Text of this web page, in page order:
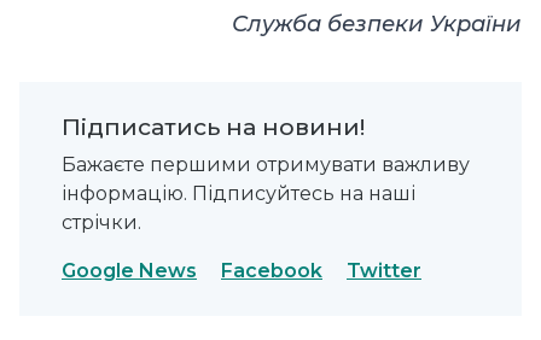
Служба безпеки України
Підписатись на новини!
Бажаєте першими отримувати важливу
інформацію. Підписуйтесь на наші
стрічки.
Google News Facebook Twitter